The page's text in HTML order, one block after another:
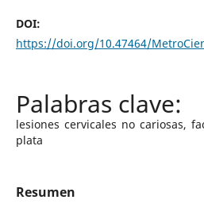
DOI:
https://doi.org/10.47464/
lesiones cervicales no cariosas,
plata
Resumen